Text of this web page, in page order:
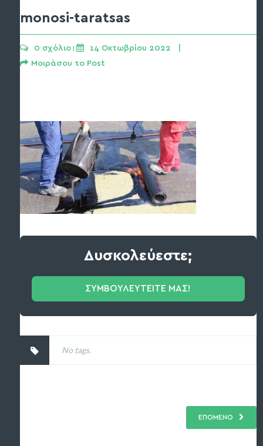
monosi-taratsas
0 σχόλιο |
14 Οκτωβρίου 2022   |
Μοιράσου το Post
Δυσκολεύεστε;
ΣΥΜΒΟΥΛΕΥΤΕΙΤΕ ΜΑΣ!
No tags.
ΕΠΟΜΕΝΟ